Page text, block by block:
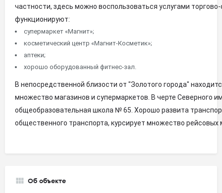
частности, здесь можно воспользоваться услугами
функционируют:
супермаркет «Магнит»;
косметический центр «Магнит-Косметик»;
аптеки;
хорошо оборудованный фитнес-зал.
В непосредственной близости от "Золотого города"
множество магазинов и супермаркетов. В черте Северного
общеобразовательная школа № 65. Хорошо развита
общественного транспорта, курсирует множество
Об объекте